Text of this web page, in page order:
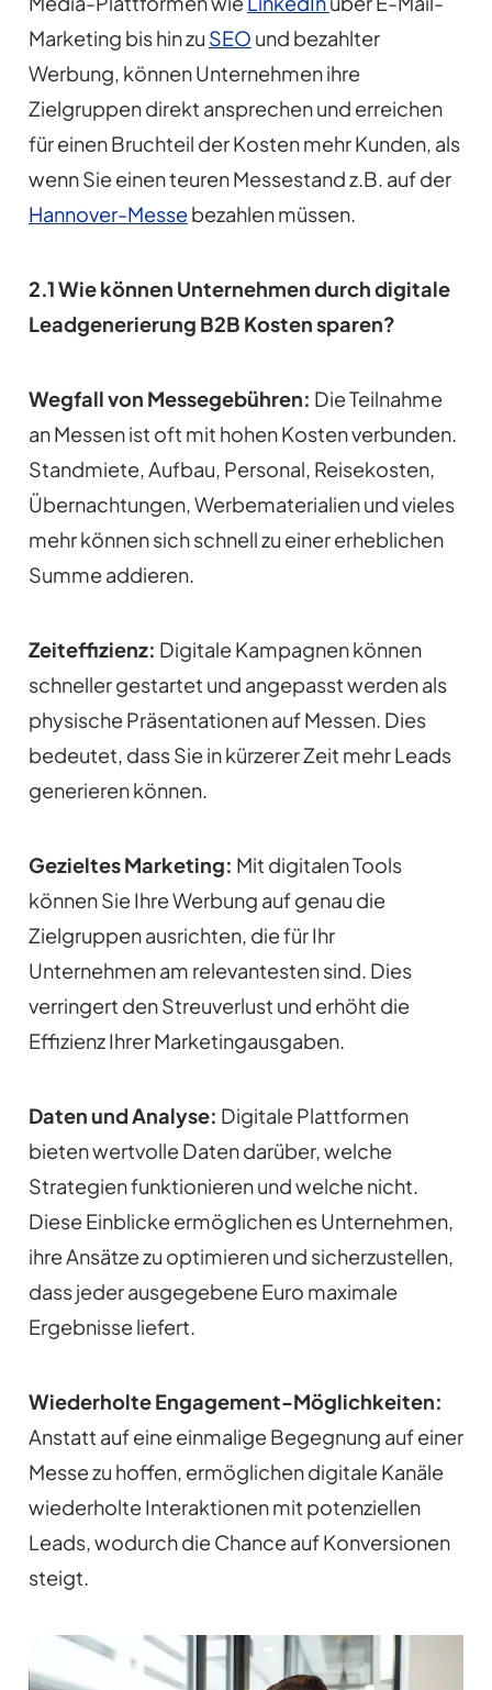
Marketing bis hin zu SEO und bezahlter
Werbung, können Unternehmen ihre
Zielgruppen direkt ansprechen und erreichen
für einen Bruchteil der Kosten mehr Kunden, als
wenn Sie einen teuren Messestand z.B. auf der
Hannover-Messebezahlen müssen.
2.1 Wie können Unternehmen durch digitale
Leadgenerierung B2B Kosten sparen?
Wegfall von Messegebühren: Die Teilnahme
an Messen ist oft mit hohen Kosten verbunden.
Standmiete, Aufbau, Personal, Reisekosten,
Übernachtungen, Werbematerialien und vieles
mehr können sich schnell zu einer erheblichen
Summe addieren.
Zeiteffizienz: Digitale Kampagnen können
schneller gestartet und angepasst werden als
physische Präsentationen auf Messen. Dies
bedeutet, dass Sie in kürzerer Zeit mehr Leads
generieren können.
Gezieltes Marketing: Mit digitalen Tools
können Sie Ihre Werbung auf genau die
Zielgruppen ausrichten, die für Ihr
Unternehmen am relevantesten sind. Dies
verringert den Streuverlust und erhöht die
Effizienz Ihrer Marketingausgaben.
Daten und Analyse: Digitale Plattformen
bieten wertvolle Daten darüber, welche
Strategien funktionieren und welche nicht.
Diese Einblicke ermöglichen es Unternehmen,
ihre Ansätze zu optimieren und sicherzustellen,
dass jeder ausgegebene Euro maximale
Ergebnisse liefert.
Wiederholte Engagement-Möglichkeiten:
Anstatt auf eine einmalige Begegnung auf einer
Messe zu hoffen, ermöglichen digitale Kanäle
wiederholte Interaktionen mit potenziellen
Leads, wodurch die Chance auf Konversionen
steigt.